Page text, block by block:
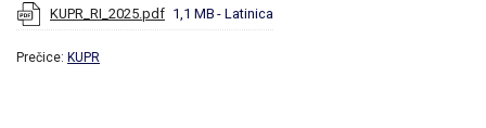
KUPR_RI_2025.pdf 1,1 MB - Latinica
Prečice: KUPR